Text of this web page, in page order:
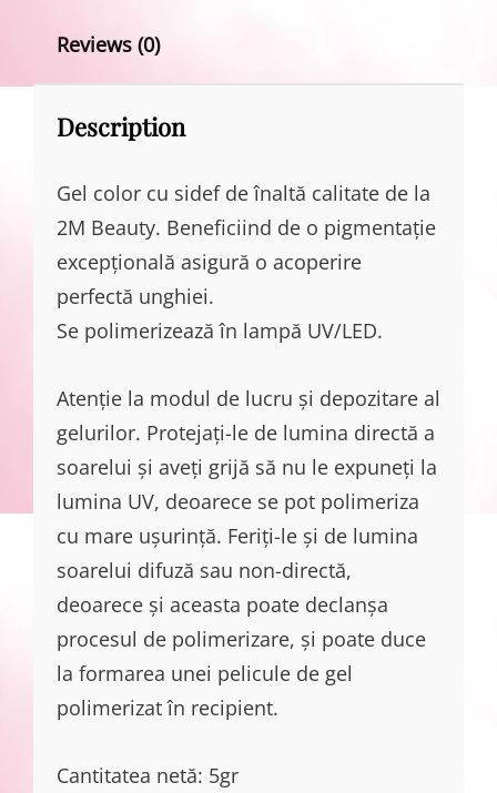
Reviews (0)
Description
Gel color cu sidef de înaltă calitate de la
2M Beauty. Beneficiind de o pigmentație
excepțională asigură o acoperire
perfectă unghiei.
Se polimerizează în lampă UV/LED.
Atenție la modul de lucru și depozitare al
gelurilor. Protejați-le de lumina directă a
soarelui și aveți grijă să nu le expuneți la
lumina UV, deoarece se pot polimeriza
cu mare ușurință. Feriți-le și de lumina
soarelui difuză sau non-directă,
deoarece și aceasta poate declanșa
procesul de polimerizare, și poate duce
la formarea unei pelicule de gel
polimerizat în recipient.
Cantitatea netă: 5gr